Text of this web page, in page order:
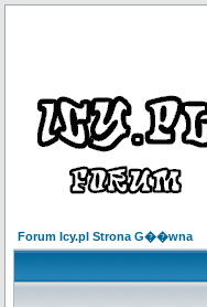
Forum Icy.pl Strona G��wna